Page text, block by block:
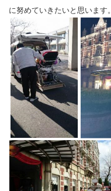
に努めていきたいと思います。